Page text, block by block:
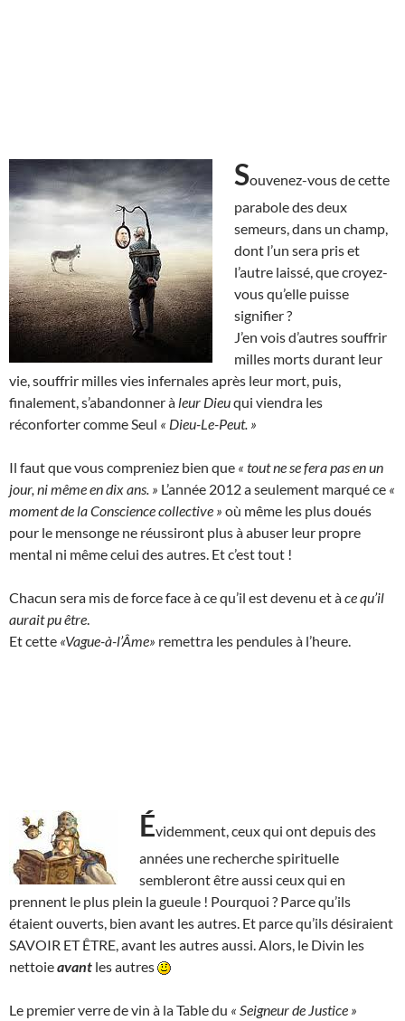
Souvenez-vous de cette
parabole des deux
semeurs, dans un champ,
dont l’un sera pris et
l’autre laissé, que croyez-
vous qu’elle puisse
signifier ?
J’en vois d’autres souffrir
milles morts durant leur
vie, souffrir milles vies infernales après leur mort, puis,
finalement, s’abandonner à leur Dieuqui viendra les
réconforter comme Seul « Dieu-Le-Peut. »
Il faut que vous compreniez bien que « tout ne se fera pas en un
jour, ni même en dix ans. » L’année 2012 a seulement marqué ce «
moment de la Conscience collective » où même les plus doués
pour le mensonge ne réussiront plus à abuser leur propre
mental ni même celui des autres. Et c’est tout !
Chacun sera mis de force face à ce qu’il est devenu et àce qu’il
aurait pu être
Et cette «Vague-à-l’Âme» remettra les pendules à l’heure.
Évidemment, ceux qui ont depuis des
années une recherche spirituelle
sembleront être aussi ceux qui en
prennent le plus plein la gueule ! Pourquoi ? Parce qu’ils
étaient ouverts, bien avant les autres. Et parce qu’ils désiraient
SAVOIR ET ÊTRE, avant les autres aussi. Alors, le Divin les
nettoieavant les autres
Le premier verre de vin à la Table du « Seigneur de Justice »